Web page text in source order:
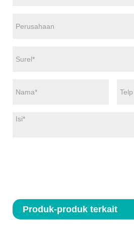
Produk-produk terkait